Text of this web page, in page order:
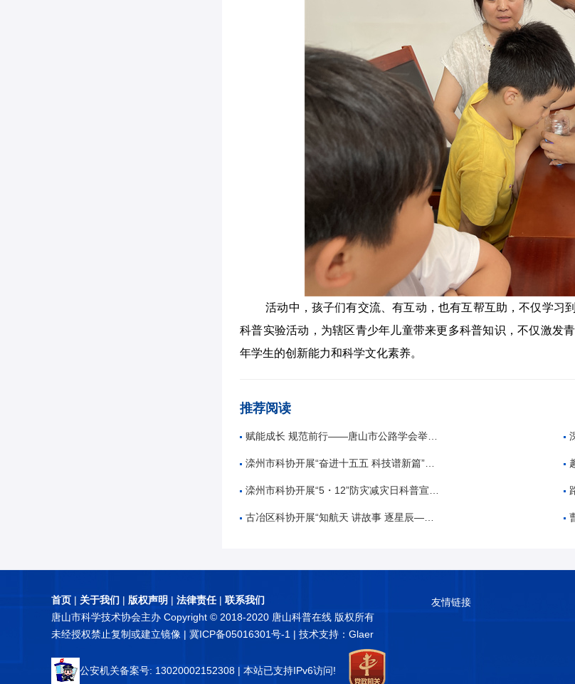
活动中，孩子们有交流、有互动，也有互帮互助，不仅学习
科普实验活动，为辖区青少年儿童带来更多科普知识，不仅激发
年学生的创新能力和科学文化素养。
推荐阅读
赋能成长 规范前行——唐山市公路学会举办公路工程建设领域招投标专题培训
滦州市科协开展“奋进十五五 科技谱新篇”全国科技周科普进校园活动
滦州市科协开展“5・12”防灾减灾日科普宣传活动
古冶区科协开展“知航天 讲故事 逐星辰——中国航天日”科普教育活动
首页 | 关于我们 | 版权声明 | 法律责任| 联系我们
唐山市科学技术协会主办 Copyright © 2018-2020 唐山科普在线 版权所有
未经授权禁止复制或建立镜像 | 冀ICP备05016301号-1 | 技术支持：Glaer
公安机关备案号: 13020002152308 | 本站已支持IPv6访问!
友情链接